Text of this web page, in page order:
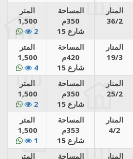
المتر
1,500
2
المساحة
350م
شارع 15
المنار
36/2
المتر
1,500
4
المساحة
420م
شارع 15
المنار
19/3
المتر
1,500
2
المساحة
350م
شارع 15
المنار
25/2
المتر
1,500
1
المساحة
353م
شارع 15
المنار
4/2
المتر
المساحة المنار